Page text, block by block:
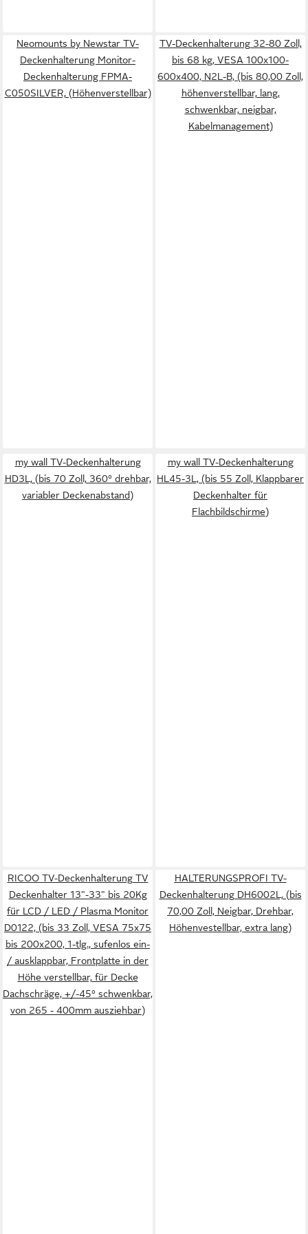
Neomounts by Newstar TV-
Deckenhalterung Monitor-
Deckenhalterung FPMA-
C050SILVER, (Höhenverstellbar)
TV-Deckenhalterung 32-80 Zoll,
bis 68 kg, VESA 100x100-
600x400, N2L-B, (bis 80,00 Zoll,
höhenverstellbar, lang,
schwenkbar, neigbar,
Kabelmanagement)
my wall TV-Deckenhalterung
HD3L, (bis 70 Zoll, 360° drehbar,
variabler Deckenabstand)
my wall TV-Deckenhalterung
HL45-3L, (bis 55 Zoll, Klappbarer
Deckenhalter für
Flachbildschirme)
RICOO TV-Deckenhalterung TV
Deckenhalter 13"-33" bis 20Kg
für LCD / LED / Plasma Monitor
D0122, (bis 33 Zoll, VESA 75x75
bis 200x200, 1-tlg., sufenlos ein-
/ ausklappbar, Frontplatte in der
Höhe verstellbar, für Decke
Dachschräge, +/-45° schwenkbar,
von 265 - 400mm ausziehbar)
HALTERUNGSPROFI TV-
Deckenhalterung DH6002L, (bis
70,00 Zoll, Neigbar, Drehbar,
Höhenvestellbar, extra lang)